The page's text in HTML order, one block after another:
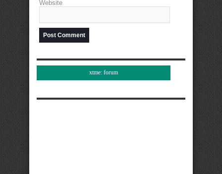
Website
xtme: forum